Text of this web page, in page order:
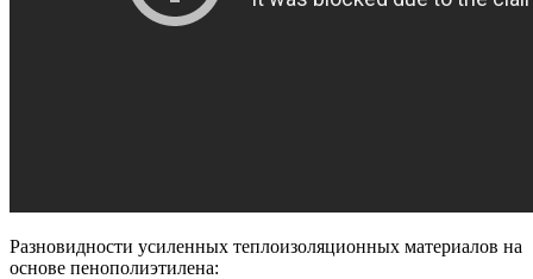
Разновидности усиленных теплоизоляционных материалов на
основе пенополиэтилена: